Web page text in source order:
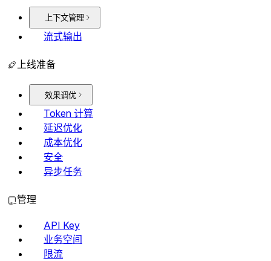
上下文管理
流式输出
上线准备
效果调优
Token 计算
延迟优化
成本优化
安全
异步任务
管理
API Key
业务空间
限流